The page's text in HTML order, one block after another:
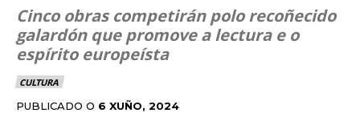
Cinco obras competirán polo recoñecido
galardón que promove a lectura e o
espírito europeísta
CULTURA
PUBLICADO O 6 XUÑO, 2024